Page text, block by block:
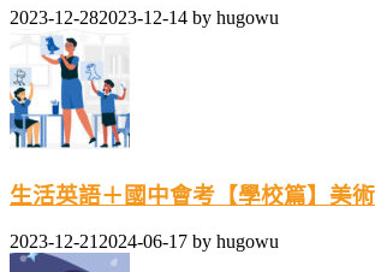
2023-12-282023-12-14 by hugowu
生活英語＋國中會考【學校篇】美
2023-12-212024-06-17 by hugowu